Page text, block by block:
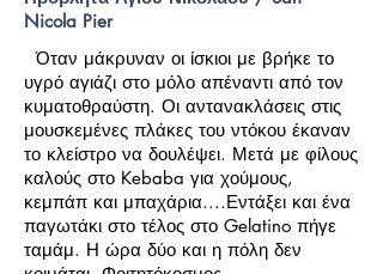
Nicola Pier
Όταν μάκρυναν οι ίσκιοι με βρήκε το
υγρό αγιάζι στο μόλο απέναντι από τον
κυματοθραύστη. Οι αντανακλάσεις στις
μουσκεμένες πλάκες του ντόκου έκαναν
το κλείστρο να δουλέψει. Μετά με φίλους
καλούς στο Kebaba για χούμους,
κεμπάπ και μπαχάρια....Εντάξει και ένα
παγωτάκι στο τέλος στο Gelatino πήγε
ταμάμ. Η ώρα δύο και η πόλη δεν